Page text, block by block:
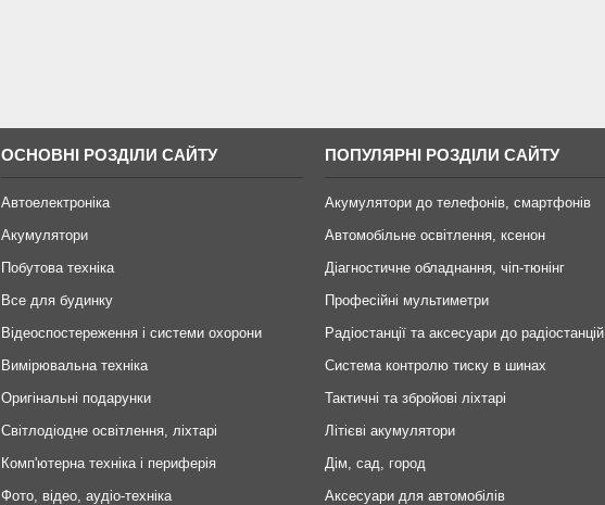
ОСНОВНІ РОЗДІЛИ САЙТУ
Автоелектроніка
Акумулятори
Побутова техніка
Все для будинку
Відеоспостереження і системи охорони
Вимірювальна техніка
Оригінальні подарунки
Світлодіодне освітлення, ліхтарі
Комп'ютерна техніка і периферія
Фото, відео, аудіо-техніка
ПОПУЛЯРНІ РОЗДІЛИ САЙТУ
Акумулятори до телефонів, смартфонів
Автомобільне освітлення, ксенон
Діагностичне обладнання, чіп-тюнінг
Професійні мультиметри
Радіостанції та аксесуари до радіостанцій
Система контролю тиску в шинах
Тактичні та збройові ліхтарі
Літієві акумулятори
Дім, сад, город
Аксесуари для автомобілів